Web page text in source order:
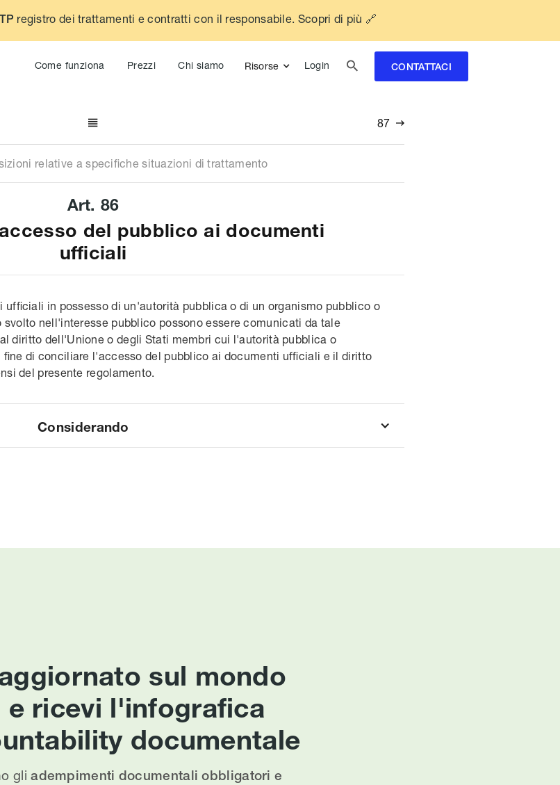
registro dei trattamenti e contratti con il responsabile. Scopri di più 🔗
Come funziona Prezzi Chi siamo Risorse Login  CONTATTACI
 87 
relative a specifiche situazioni di trattamento
Art. 86
del pubblico ai documenti
ufficiali
in possesso di un'autorità pubblica o di un organismo pubblico o
nell'interesse pubblico possono essere comunicati da tale
diritto dell'Unione o degli Stati membri cui l'autorità pubblica o
di conciliare l'accesso del pubblico ai documenti ufficiali e il diritto
del presente regolamento.
Considerando
sul mondo
e ricevi l'infografica
documentale
gliadempimenti documentali obbligatori e